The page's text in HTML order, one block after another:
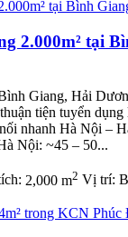
2.000m² tại
Giang, Hải
tiện tuyển
nhanh Hà Nội –
Nội: ~45 – 50...
2,000 m2 Vị trí: